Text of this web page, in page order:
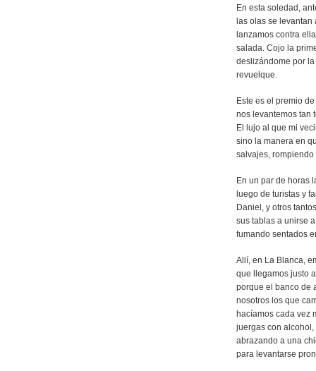
En esta soledad,
las olas se
lanzamos contra
salada. Cojo la
deslizándome por
revuelque.
Este es el premio
nos levantemos tan
El lujo al que mi
sino la manera en
salvajes,
En un par de horas
luego de turistas y
Daniel, y otros
sus tablas a unirse
fumando sentados
Allí, en La Blanca,
que llegamos justo
porque el banco de
nosotros los que
hacíamos cada vez
juergas con
abrazando a una
para levantarse